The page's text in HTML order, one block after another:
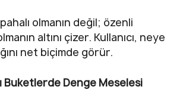
olmanın değil; özenli
altını çizer. Kullanıcı, neye
net biçimde görür.
Buketlerde Denge Meselesi